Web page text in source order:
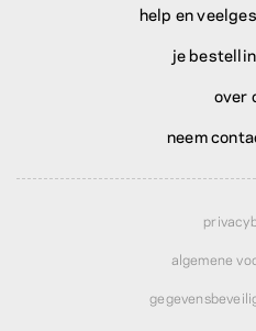
help en
je
over
neem
algemene